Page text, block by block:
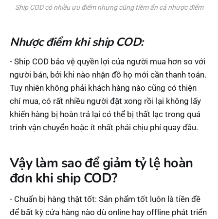
Ship COD có nhiều ưu điểm nhưng cũng tiềm ẩn cả nhược điểm
Nhược điểm khi ship COD:
- Ship COD bảo vệ quyền lợi của người mua hơn so với
người bán, bởi khi nào nhận đồ họ mới cần thanh toán.
Tuy nhiên không phải khách hàng nào cũng có thiện
chí mua, có rất nhiều người đặt xong rồi lại không lấy
khiến hàng bị hoàn trả lại có thể bị thất lạc trong quá
trình vận chuyển hoặc ít nhất phải chịu phí quay đầu.
Vậy làm sao để giảm tỷ lệ hoàn
đơn khi ship COD?
- Chuẩn bị hàng thật tốt: Sản phẩm tốt luôn là tiền đề
để bất kỳ cửa hàng nào dù online hay offline phát triển